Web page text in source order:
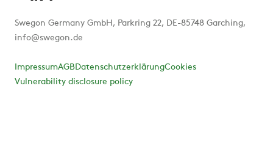
Swegon Germany GmbH, Parkring 22, DE-85748 Garching,
info@swegon.de
ImpressumAGBDatenschutzerklärungCookies
Vulnerability disclosure policy